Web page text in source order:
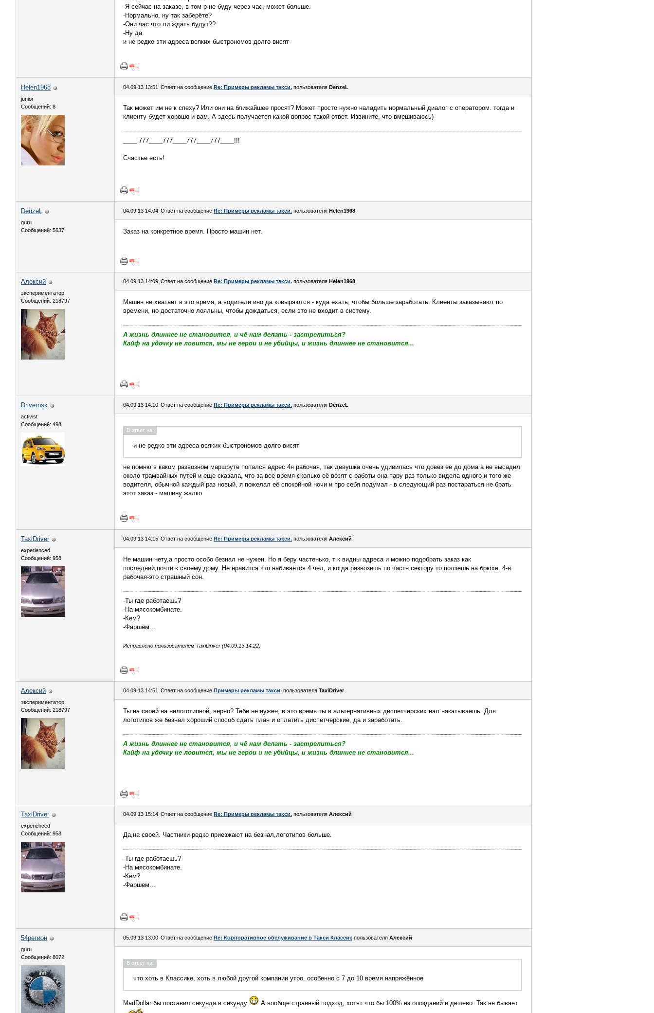
-Я сейчас на заказе, в том р-не буду через час, может больше.
-Нормально, ну так заберёте?
-Они час что ли ждать будут??
-Ну да
и не редко эти адреса всяких быстрономов долго висят
Helen1968
junior
Сообщений: 8
04.09.13 13:51 Ответ на сообщение Re: Примеры рекламы такси. пользователя DenzeL
Так может им не к спеху? Или они на ближайшее просят? Может просто нужно наладить нормальный диалог с оператором. тогда и
клиенту будет хорошо и вам. А здесь получается какой вопрос-такой ответ. Извините, что вмешиваюсь)
____ 777____777____777____777____!!!
Счастье есть!
DenzeL
guru
Сообщений: 5637
04.09.13 14:04 Ответ на сообщение Re: Примеры рекламы такси. пользователя Helen1968
Заказ на конкретное время. Просто машин нет.
Алексий
экспериментатор
Сообщений: 218797
04.09.13 14:09 Ответ на сообщение Re: Примеры рекламы такси. пользователя Helen1968
Машин не хватает в это время, а водители иногда ковыряются - куда ехать, чтобы больше заработать. Клиенты заказывают по
времени, но достаточно лояльны, чтобы дождаться, если это не входит в систему.
А жизнь длиннее не становится, и чё нам делать - застрелиться?
Кайф на удочку не ловится, мы не герои и не убийцы, и жизнь длиннее не становится...
Drivernsk
activist
Сообщений: 498
04.09.13 14:10 Ответ на сообщение Re: Примеры рекламы такси. пользователя DenzeL
В ответ на:
и не редко эти адреса всяких быстрономов долго висят
не помню в каком развозном маршруте попался адрес 4я рабочая, так девушка очень удивилась что довез её до дома а не высадил
около трамвайных путей и еще сказала, что за все время сколько её возят с работы она пару раз только видела одного и того же
водителя, обычной каждый раз новый, я пожелал её спокойной ночи и про себя подумал - в следующий раз постараться не брать
этот заказ - машину жалко
TaxiDriver
experienced
Сообщений: 958
04.09.13 14:15 Ответ на сообщение Re: Примеры рекламы такси. пользователя Алексий
Не машин нету,а просто особо безнал не нужен. Но я беру частенько, т к видны адреса и можно подобрать заказ как
последний,почти к своему дому. Не нравится что набивается 4 чел, и когда развозишь по частн.сектору то ползешь на брюхе. 4-я
рабочая-это страшный сон.
-Ты где работаешь?
-На мясокомбинате.
-Кем?
-Фаршем...
Исправлено пользователем TaxiDriver (04.09.13 14:22)
Алексий
экспериментатор
Сообщений: 218797
04.09.13 14:51 Ответ на сообщение Примеры рекламы такси. пользователя TaxiDriver
Ты на своей на нелоготипной, верно? Тебе не нужен, в это время ты в альтернативных диспетчерских нал накатываешь. Для
логотипов же безнал хороший способ сдать план и оплатить диспетчерские, да и заработать.
А жизнь длиннее не становится, и чё нам делать - застрелиться?
Кайф на удочку не ловится, мы не герои и не убийцы, и жизнь длиннее не становится...
TaxiDriver
experienced
Сообщений: 958
04.09.13 15:14 Ответ на сообщение Re: Примеры рекламы такси. пользователя Алексий
Да,на своей. Частники редко приезжают на безнал,логотипов больше.
-Ты где работаешь?
-На мясокомбинате.
-Кем?
-Фаршем...
54регион
guru
Сообщений: 8072
05.09.13 13:00 Ответ на сообщение Re: Корпоративное обслуживание в Такси Классик пользователя Алексий
В ответ на:
что хоть в Классике, хоть в любой другой компании утро, особенно с 7 до 10 время напряжённое
MadDollar бы поставил секунда в секунду А вообще странный подход, хотят что бы 100% ез опозданий и дешево. Так не бывает